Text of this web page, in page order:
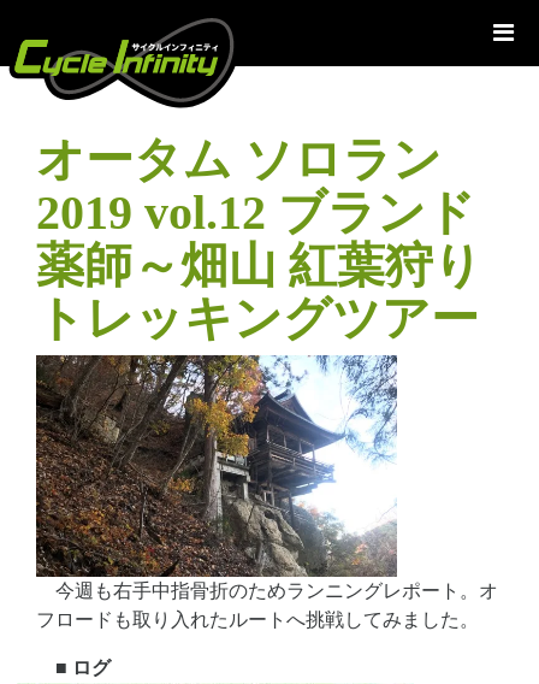
テ
オータム ソロラン
2019 vol.12 ブランド
薬師～畑山 紅葉狩り
トレッキングツアー
今週も右手中指骨折のためランニングレポート。オ
フロードも取り入れたルートへ挑戦してみました。
■ ログ